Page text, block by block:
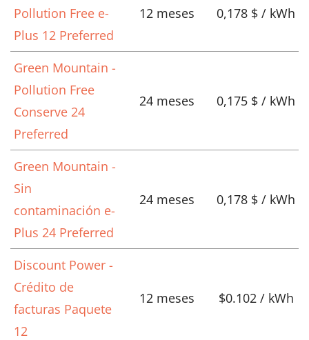
Pollution Free e-
Plus 12 Preferred
12 meses 0,178 $ / kWh
Green Mountain -
Pollution Free
Conserve 24
Preferred
24 meses 0,175 $ / kWh
Green Mountain -
Sin
contaminación e-
Plus 24 Preferred
24 meses 0,178 $ / kWh
Discount Power -
Crédito de
facturas Paquete
12
12 meses $0.102 / kWh